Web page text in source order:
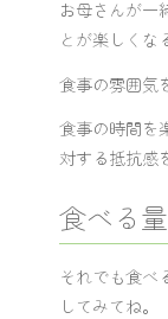
お母さんが一
とが楽しくな
食事の雰囲気
食事の時間を
対する抵抗感
食べる
それでも食べ
してみてね。